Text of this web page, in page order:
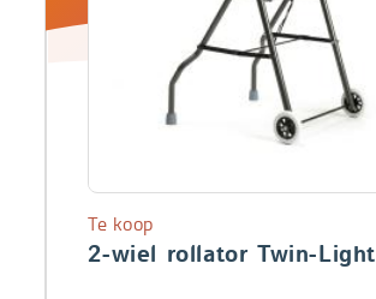
2-wiel rollator Twin-Light
Te koop